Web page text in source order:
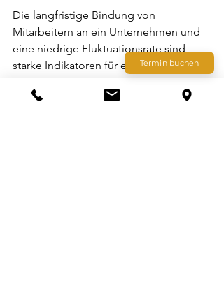
Die langfristige Bindung von
Mitarbeitern an ein Unternehmen und
eine niedrige Fluktuationsrate sind
starke Indikatoren für ein tiefes
Mitarbeiterengagement. Engagierte
Mitarbeiter fühlen sich nicht nur mit
Termin buchen